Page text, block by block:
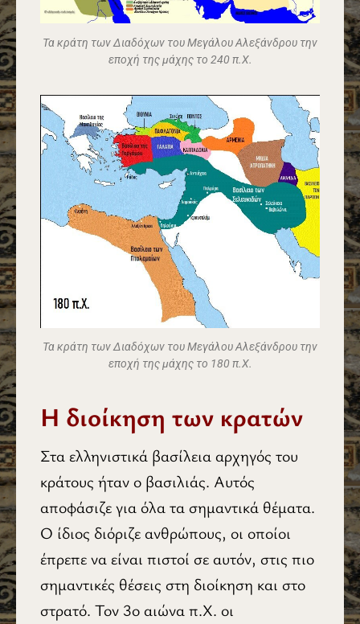
Τα κράτη των Διαδόχων του Μεγάλου Αλεξάνδρου την
εποχή της μάχης το 240 π.Χ.
Τα κράτη των Διαδόχων του Μεγάλου Αλεξάνδρου την
εποχή της μάχης το 180 π.Χ.
Η διοίκηση των κρατών
Στα ελληνιστικά βασίλεια αρχηγός του
κράτους ήταν ο βασιλιάς. Αυτός
αποφάσιζε για όλα τα σημαντικά θέματα.
Ο ίδιος διόριζε ανθρώπους, οι οποίοι
έπρεπε να είναι πιστοί σε αυτόν, στις πιο
σημαντικές θέσεις στη διοίκηση και στο
στρατό. Τον 3ο αιώνα π.Χ. οι